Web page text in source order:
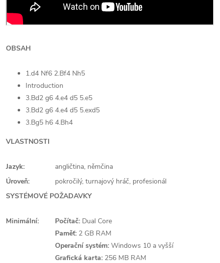
OBSAH
1.d4 Nf6 2.Bf4 Nh5
Introduction
3.Bd2 g6 4.e4 d5 5.e5
3.Bd2 g6 4.e4 d5 5.exd5
3.Bg5 h6 4.Bh4
VLASTNOSTI
Jazyk:
angličtina, němčina
Úroveň:
pokročilý, turnajový hráč, profesionál
SYSTÉMOVÉ POŽADAVKY
Minimální: Počítač: Dual Core
Paměť: 2 GB RAM
Operační systém: Windows 10 a vyšší
Grafická karta: 256 MB RAM